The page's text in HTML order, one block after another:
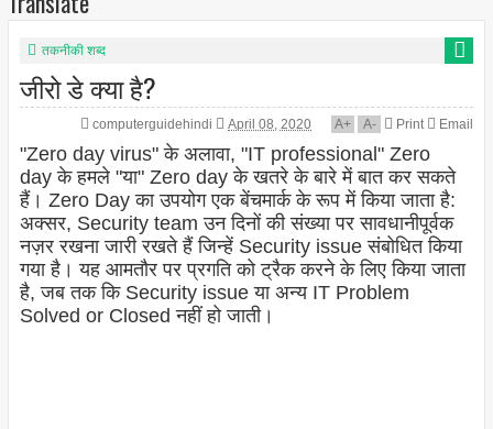
तकनीकी शब्द
जीरो डे क्या है?
computerguidehindi April 08, 2020 A+ A- Print Email
"Zero day virus" के अलावा, "IT professional" Zero
day के हमले "या" Zero day के खतरे के बारे में बात कर सकते
हैं। Zero Day का उपयोग एक बेंचमार्क के रूप में किया जाता है:
अक्सर, Security team उन दिनों की संख्या पर सावधानीपूर्वक
नज़र रखना जारी रखते हैं जिन्हें Security issue संबोधित किया
गया है। यह आमतौर पर प्रगति को ट्रैक करने के लिए किया जाता
है, जब तक कि Security issue या अन्य IT Problem
Solved or Closed नहीं हो जाती।